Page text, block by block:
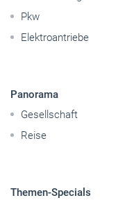
Pkw
Elektroantriebe
Panorama
Gesellschaft
Reise
Themen-Specials